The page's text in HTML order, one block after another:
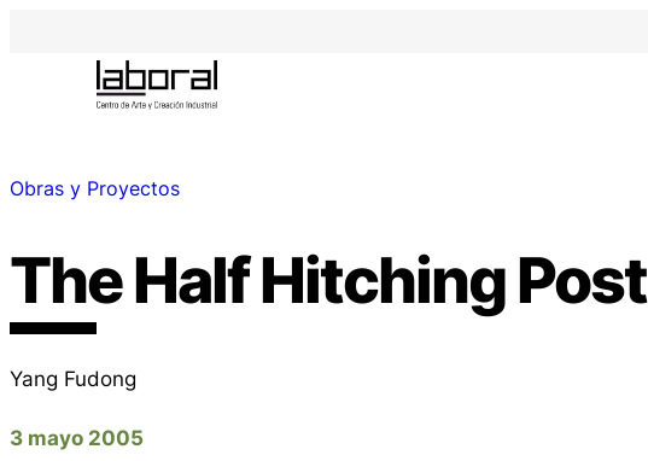
Obras y Proyectos
The Half Hitching Post
Yang Fudong
3 mayo 2005